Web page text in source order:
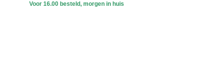
Voor 16.00 besteld, morgen in huis